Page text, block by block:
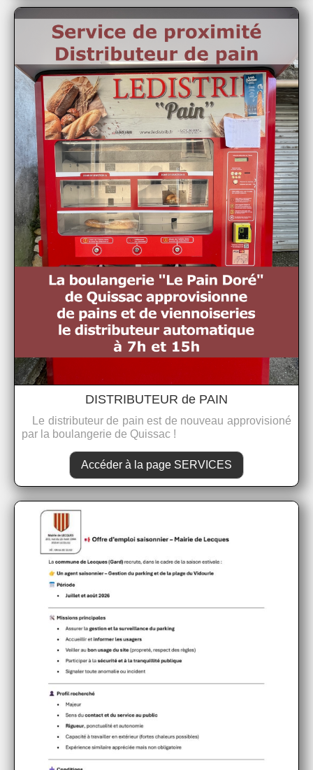
DISTRIBUTEUR de PAIN
Le distributeur de pain est de nouveau approvisioné
par la boulangerie de Quissac !
Accéder à la page SERVICES